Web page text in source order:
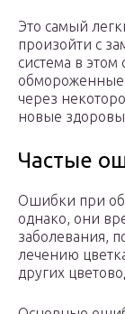
Это самый
произойти с
система в этом
обмороженные
через
новые
Частые
Ошибки при
однако, они
заболевания,
лечению
других